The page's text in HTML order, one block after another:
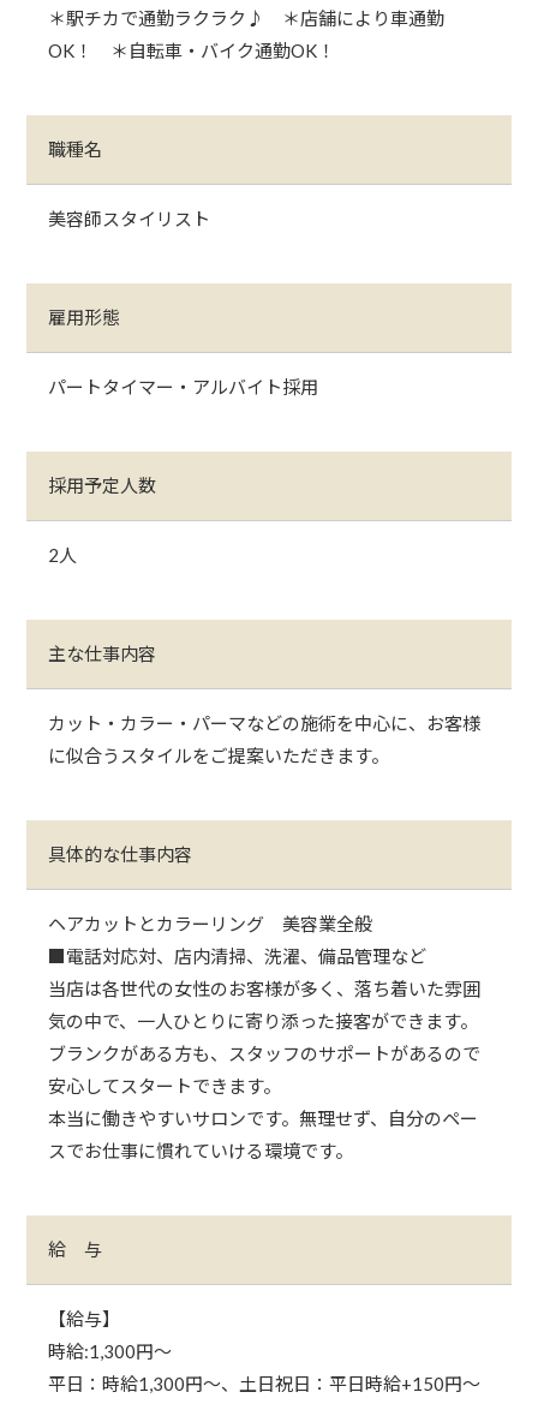
＊駅チカで通勤ラクラク♪ ＊店舗により車通勤
OK！ ＊自転車・バイク通勤OK！
職種名
美容師スタイリスト
雇用形態
パートタイマー・アルバイト採用
採用予定人数
2人
主な仕事内容
カット・カラー・パーマなどの施術を中心に、お客様
に似合うスタイルをご提案いただきます。
具体的な仕事内容
ヘアカットとカラーリング 美容業全般
■電話対応対、店内清掃、洗濯、備品管理など
当店は各世代の女性のお客様が多く、落ち着いた雰囲
気の中で、一人ひとりに寄り添った接客ができます。
ブランクがある方も、スタッフのサポートがあるので
安心してスタートできます。
本当に働きやすいサロンです。無理せず、自分のペー
スでお仕事に慣れていける環境です。
給 与
【給与】
時給:1,300円〜
平日：時給1,300円〜、土日祝日：平日時給+150円〜